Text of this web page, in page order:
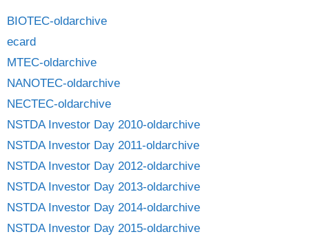
BIOTEC-oldarchive
ecard
MTEC-oldarchive
NANOTEC-oldarchive
NECTEC-oldarchive
NSTDA Investor Day 2010-oldarchive
NSTDA Investor Day 2011-oldarchive
NSTDA Investor Day 2012-oldarchive
NSTDA Investor Day 2013-oldarchive
NSTDA Investor Day 2014-oldarchive
NSTDA Investor Day 2015-oldarchive